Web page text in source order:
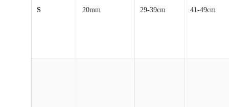
S 20mm 29-39cm 41-49cm